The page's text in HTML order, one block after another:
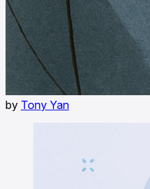
by Tony Yan